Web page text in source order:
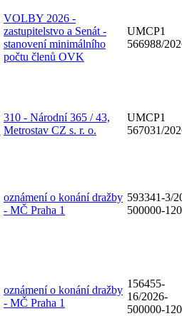
VOLBY 2026 -
zastupitelstvo a Senát -
stanovení minimálního
počtu členů OVK
UMCP1
566988/
310 - Národní 365 / 43,
Metrostav CZ s. r. o.
UMCP1
567031/
oznámení o konání dražby
- MČ Praha 1
593341-3/
500000-
oznámení o konání dražby
- MČ Praha 1
156455-
16/2026-
500000-